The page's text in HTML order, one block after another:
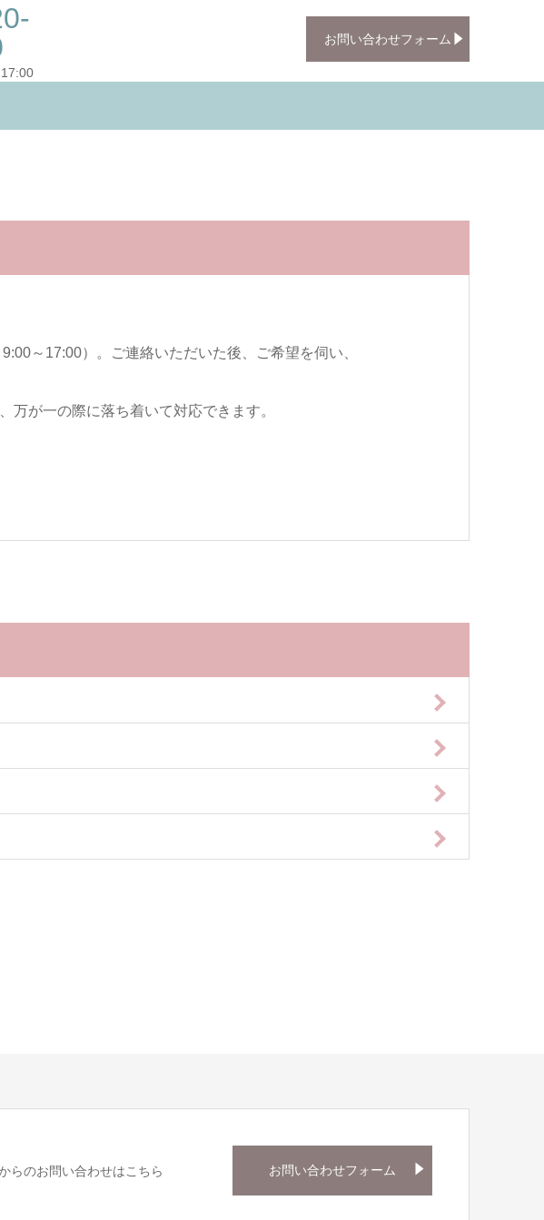
お問い合わせフォーム
～17:00）。ご連絡いただいた後、ご希望を伺い、
万が一の際に落ち着いて対応できます。
らのお問い合わせはこちら お問い合わせフォーム